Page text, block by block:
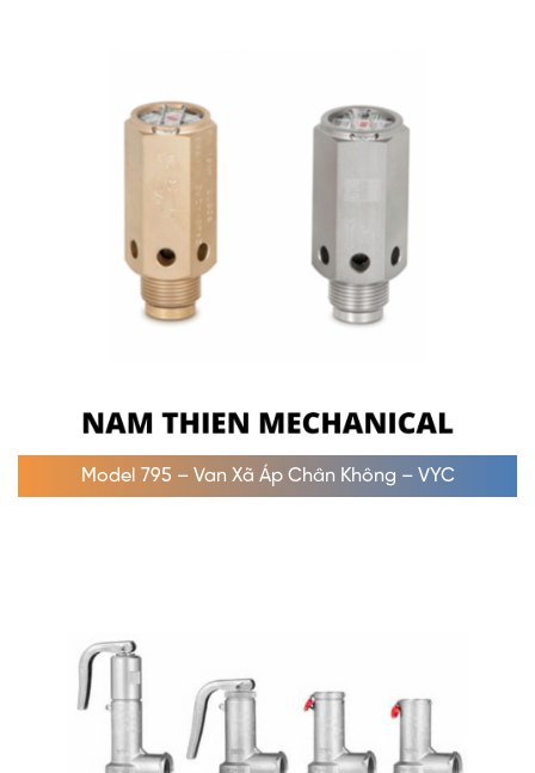
Model 795 – Van Xã Áp Chân Không – VYC